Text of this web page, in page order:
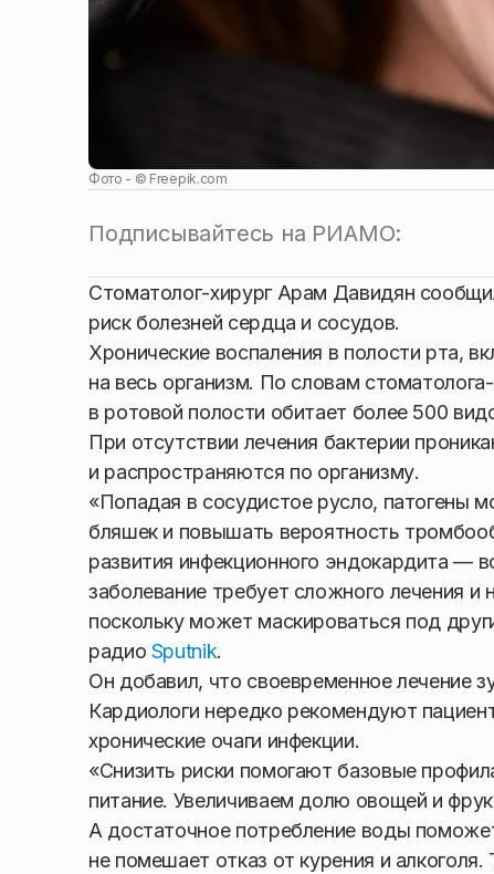
Фото - © Freepik.com
Подписывайтесь на РИАМО:
Стоматолог-хирург Арам Давидян
риск болезней сердца и сосудов.
Хронические воспаления в полости рта,
на весь организм. По словам
в ротовой полости обитает более 500
При отсутствии лечения бактерии
и распространяются по организму.
«Попадая в сосудистое русло, патогены
бляшек и повышать вероятность
развития инфекционного эндокардита —
заболевание требует сложного лечения и
поскольку может маскироваться под
радио Sputnik.
Он добавил, что своевременное лечение
Кардиологи нередко рекомендуют
хронические очаги инфекции.
«Снизить риски помогают базовые
питание. Увеличиваем долю овощей и
А достаточное потребление воды
не помешает отказ от курения и